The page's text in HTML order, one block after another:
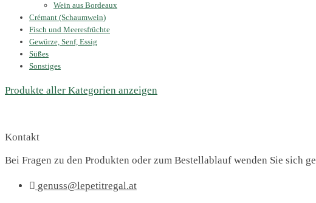
Wein aus Bordeaux
Crémant (Schaumwein)
Fisch und Meeresfrüchte
Gewürze, Senf, Essig
Süßes
Sonstiges
Produkte aller Kategorien anzeigen
Kontakt
Bei Fragen zu den Produkten oder zum Bestellablauf wenden Sie sich
genuss@lepetitregal.at